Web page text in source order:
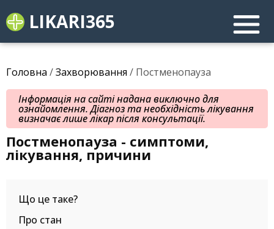
LIKARI365
Головна /Захворювання / Постменопауза
Інформація на сайті надана виключно для
ознайомлення. Діагноз та необхідність лікування
визначає лише лікар після консультації.
Постменопауза - симптоми,
лікування, причини
Що це таке?
Про стан